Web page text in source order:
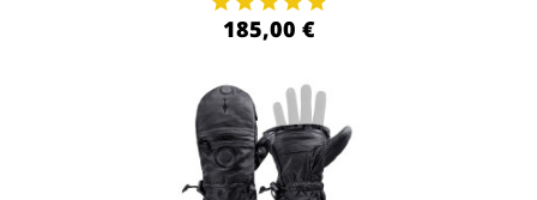
185,00 €